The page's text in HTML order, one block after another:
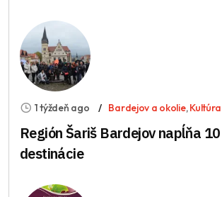
1 týždeň ago Bardejov a okolie,Kultúra
Región Šariš Bardejov napĺňa
destinácie